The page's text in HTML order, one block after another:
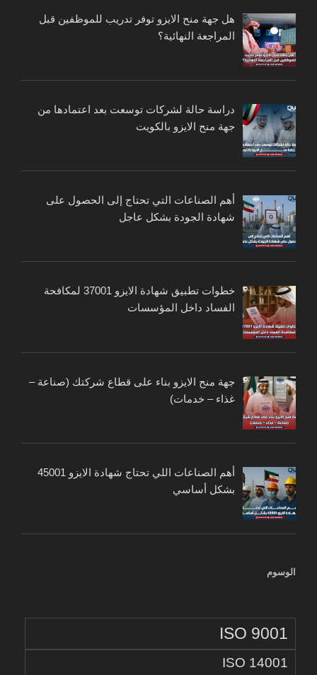
هل جهة منح الايزو توفر تدريب للموظفين قبل
المراجعة النهائية؟
دراسة حالة لشركات توسعت بعد اعتمادها من
جهة منح الايزو بالكويت
أهم الصناعات التي تحتاج إلى الحصول على
شهادة الجودة بشكل عاجل
خطوات تطبيق شهادة الايزو 37001 لمكافحة
الفساد داخل المؤسسات
جهة منح الايزو بناء على قطاع شركتك (صناعة –
غذاء – خدمات)
أهم الصناعات اللي تحتاج شهادة الايزو 45001
بشكل أساسي
الوسوم
ISO 9001
ISO 14001